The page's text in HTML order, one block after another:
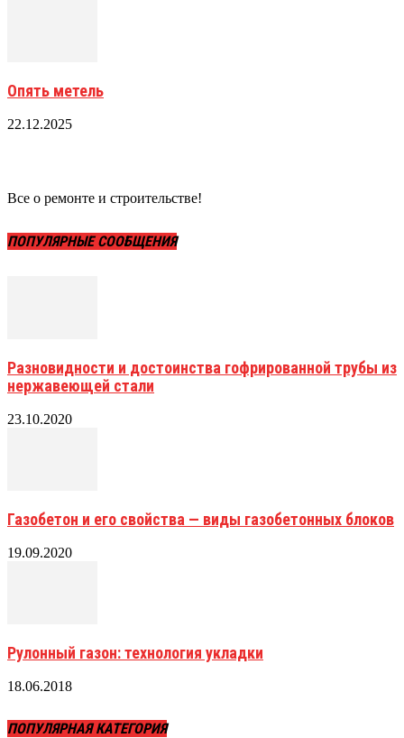
Опять метель
22.12.2025
Все о ремонте и строительстве!
ПОПУЛЯРНЫЕ СООБЩЕНИЯ
Разновидности и достоинства гофрированной трубы из
нержавеющей стали
23.10.2020
Газобетон и его свойства — виды газобетонных блоков
19.09.2020
Рулонный газон: технология укладки
18.06.2018
ПОПУЛЯРНАЯ КАТЕГОРИЯ